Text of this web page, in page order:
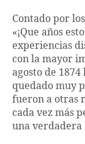
Contado por
«¡Que años
experiencias
con la mayor
agosto de
quedado muy
fueron a otras
cada vez más
una verdadera